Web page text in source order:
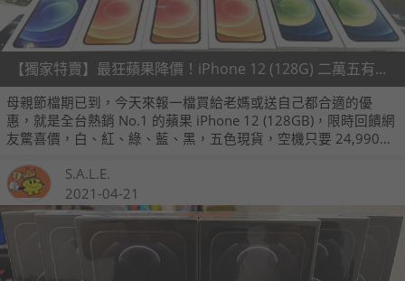
【獨家特賣】最狂蘋果降價！iPhone 12 (128G) 二萬五有找 (5/6~5/12)
母親節檔期已到，今天來報一檔買給老媽或送自己都合適的優
惠，就是全台熱銷 No.1 的蘋果 iPhone 12 (128GB)，限時回饋網
友驚喜價，白、紅、綠、藍、黑，五色現貨，空機只要 24,990
～購機有保障、還能更省錢，現在就是入手 iPhone 12 的最好時
機，大家千萬別錯過！
S.A.L.E.
2021-04-21